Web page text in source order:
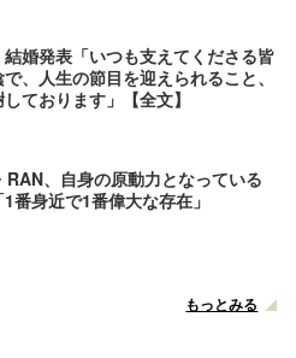
結婚発表「いつも支えてくださる皆
、人生の節目を迎えられること、
ております」【全文】
、自身の原動力となっている
番身近で1番偉大な存在」
もっとみる